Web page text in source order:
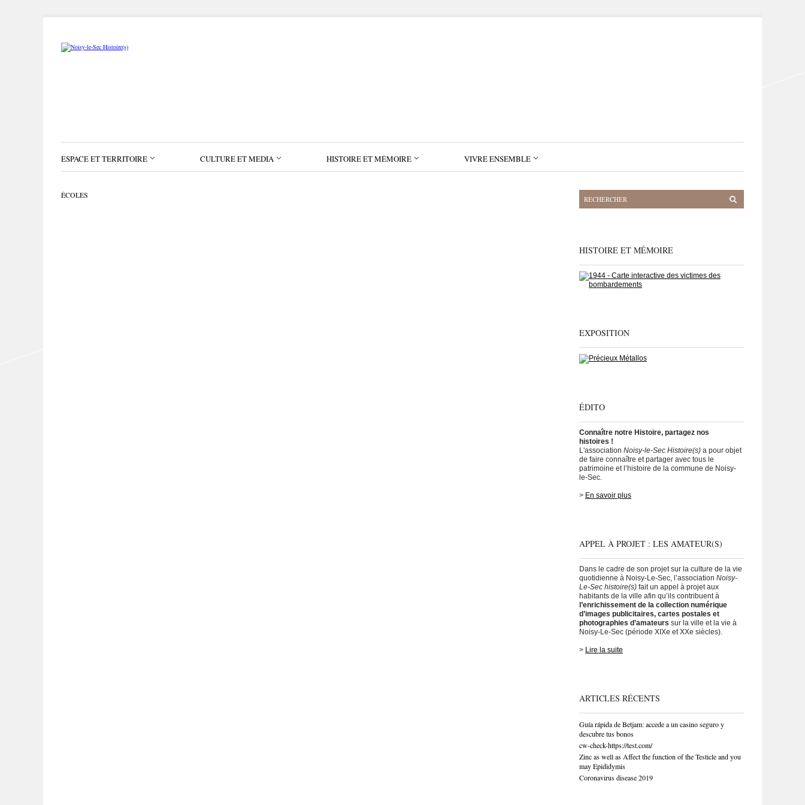
ESPACE ET TERRITOIRE CULTURE ET MEDIA HISTOIRE ET MÉMOIRE VIVRE ENSEMBLE
ÉCOLES
HISTOIRE ET MÉMOIRE
EXPOSITION
ÉDITO
Connaître notre Histoire, partagez nos
histoires !
L'association Noisy-le-Sec Histoire(s) a pour objet
de faire connaître et partager avec tous le
patrimoine et l’histoire de la commune de Noisy-
le-Sec.
> En savoir plus
APPEL À PROJET : LES AMATEUR(S)
Dans le cadre de son projet sur la culture de la vie
quotidienne à Noisy-Le-Sec, l’association Noisy-
Le-Sec histoire(s) fait un appel à projet aux
habitants de la ville afin qu’ils contribuent à
l’enrichissement de la collection numérique
d’images publicitaires, cartes postales et
photographies d’amateurs sur la ville et la vie à
Noisy-Le-Sec (période XIXe et XXe siècles).
> Lire la suite
ARTICLES RÉCENTS
Guía rápida de Betjam: accede a un casino seguro y
descubre tus bonos
cw-check-https://test.com/
Zinc as well as Affect the function of the Testicle and you
may Epididymis
Coronavirus disease 2019